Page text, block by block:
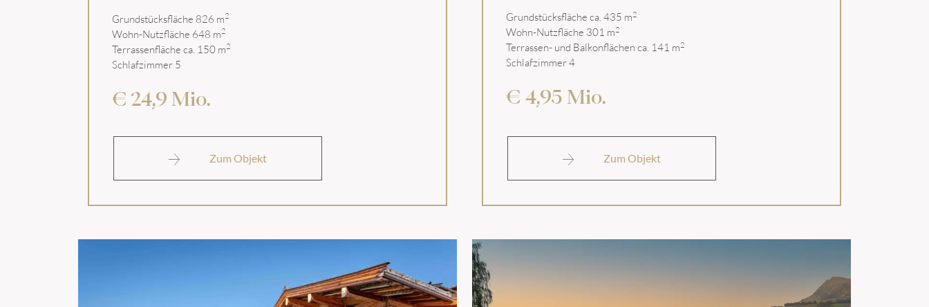
Grundstücksfläche 826 m2
Wohn-Nutzfläche 648 m2
Terrassenfläche ca. 150 m2
Schlafzimmer 5
€ 24,9 Mio.
Zum Objekt
Grundstücksfläche ca. 435 m2
Wohn-Nutzfläche 301 m2
Terrassen- und Balkonflächen ca. 141 m2
Schlafzimmer 4
€ 4,95 Mio.
Zum Objekt
Dieses Feld wird bei der Anzeige des Formulars ausgeblendet
* erforderlich